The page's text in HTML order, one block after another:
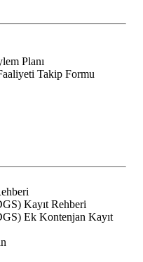
Planı
Takip Formu
Kayıt Rehberi
Ek Kontenjan Kayıt